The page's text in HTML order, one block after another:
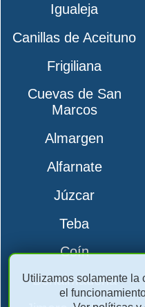
Igualeja
Canillas de Aceituno
Frigiliana
Cuevas de San
Marcos
Almargen
Alfarnate
Júzcar
Teba
Coín
Benalmádena
Utilizamos solamente la
el